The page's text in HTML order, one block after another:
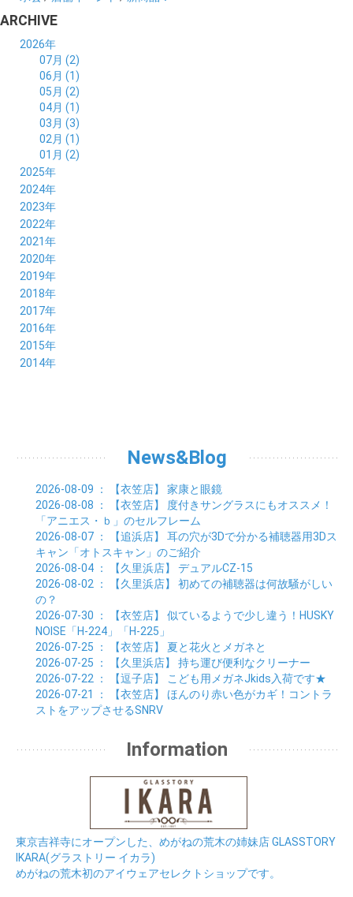
ARCHIVE
2026年
07月 (2)
06月 (1)
05月 (2)
04月 (1)
03月 (3)
02月 (1)
01月 (2)
2025年
12月 (2)
11月 (2)
10月 (3)
09月 (3)
08月 (4)
07月 (4)
06月 (4)
05月 (4)
04月 (1)
03月 (3)
02月 (4)
01月 (4)
2024年
12月 (6)
11月 (5)
10月 (4)
09月 (6)
08月 (5)
07月 (5)
06月 (4)
05月 (3)
04月 (7)
03月 (5)
02月 (7)
2023年
12月 (5)
11月 (4)
10月 (5)
09月 (6)
08月 (7)
07月 (7)
06月 (7)
05月 (8)
04月 (8)
03月 (9)
2022年
12月 (9)
11月 (5)
10月 (8)
09月 (7)
08月 (5)
07月 (9)
06月 (10)
05月 (9)
04月 (7)
2021年
12月 (5)
11月 (5)
10月 (5)
09月 (5)
08月 (11)
07月 (4)
06月 (7)
05月 (8)
2020年
12月 (7)
11月 (6)
10月 (8)
09月 (10)
08月 (10)
07月 (7)
06月 (7)
2019年
12月 (8)
11月 (9)
10月 (9)
09月 (7)
08月 (8)
07月 (7)
2018年
12月 (8)
11月 (8)
10月 (7)
09月 (10)
08月 (8)
01月 (7)
2017年
12月 (7)
11月 (8)
10月 (7)
02月 (6)
01月 (9)
2016年
12月 (9)
11月 (5)
05月 (6)
03月 (7)
02月 (6)
01月 (9)
2015年
12月 (9)
06月 (5)
2014年
News&Blog
2026-08-09 ： 【衣笠店】 家康と眼鏡
2026-08-08 ： 【衣笠店】 度付きサングラスにもオススメ！
「アニエス・ｂ」のセルフレーム
2026-08-07 ： 【追浜店】 耳の穴が3Dで分かる補聴器用3Dス
キャン「オトスキャン」のご紹介
2026-08-04 ： 【久里浜店】 デュアルCZ-15
2026-08-02 ： 【久里浜店】 初めての補聴器は何故騒がしい
の？
2026-07-30 ： 【衣笠店】 似ているようで少し違う！HUSKY
NOISE「H-224」「H-225」
2026-07-25 ： 【衣笠店】 夏と花火とメガネと
2026-07-25 ： 【久里浜店】 持ち運び便利なクリーナー
2026-07-22 ： 【逗子店】 こども用メガネJkids入荷です★
2026-07-21
： 【衣笠店】 ほんのり赤い色がカギ！コントラ
ストをアップさせるSNRV
Information
東京吉祥寺にオープンした、めがねの荒木の姉妹店 GLASSTORY
IKARA(グラストリー イカラ)
めがねの荒木初のアイウェアセレクトショップです。